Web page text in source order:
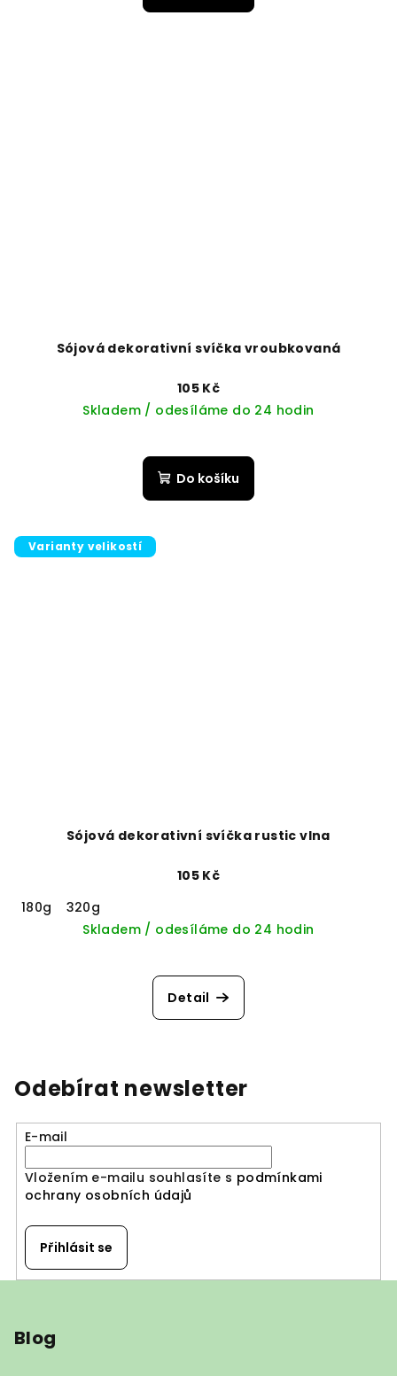
Sójová dekorativní svíčka vroubkovaná
105 Kč
Skladem / odesíláme do 24 hodin
Do košíku
Varianty velikostí
Sójová dekorativní svíčka rustic vlna
105 Kč
180g
320g
Skladem / odesíláme do 24 hodin
Detail
Odebírat newsletter
E-mail
Vložením e-mailu souhlasíte s podmínkami
ochrany osobních údajů
Přihlásit se
Blog